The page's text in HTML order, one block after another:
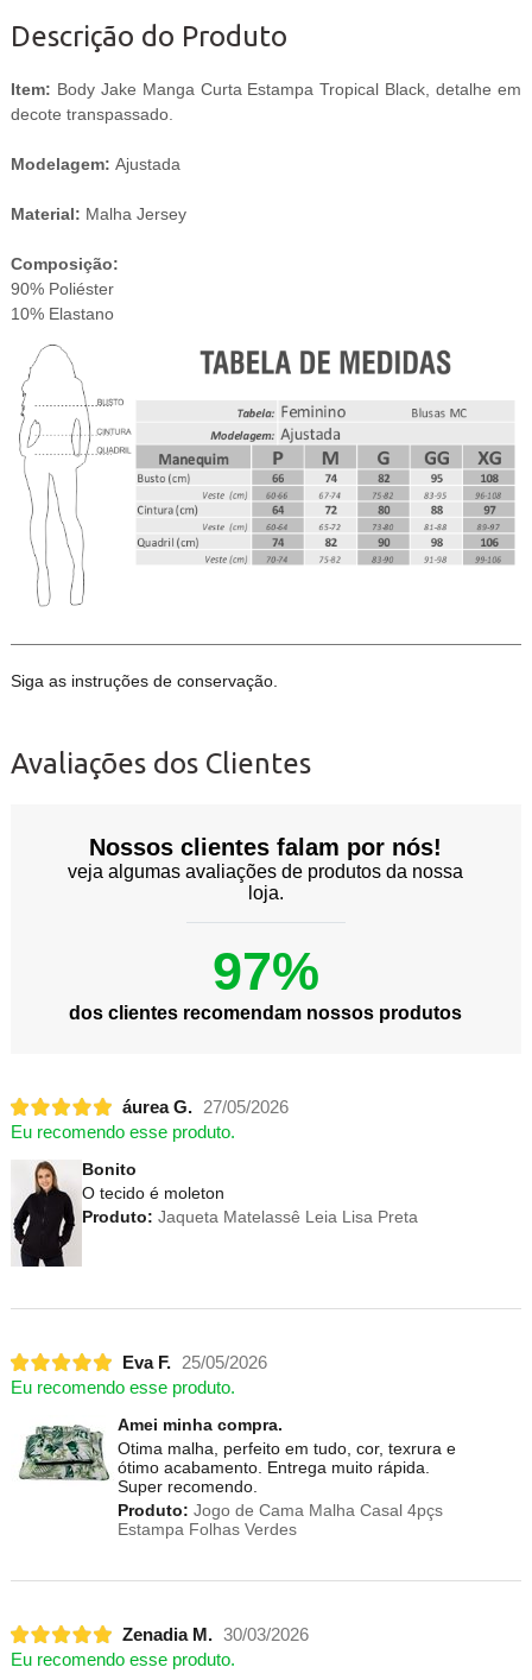
Descrição do Produto
Item: Body Jake Manga Curta EstampaTropical Black, detalhe em
decote transpassado.
Modelagem: Ajustada
Material: Malha Jersey
Composição:
90% Poliéster
10% Elastano
Siga as instruções de conservação.
Avaliações dos Clientes
Nossos clientes falam por nós!
veja algumas avaliações de produtos da nossa
loja.
97%
dos clientes recomendam nossos produtos
áurea G.
27/05/2026
Eu recomendo esse produto.
Bonito
O tecido é moleton
Produto: Jaqueta Matelassê Leia Lisa Preta
Eva F.
25/05/2026
Eu recomendo esse produto.
Amei minha compra.
Otima malha, perfeito em tudo, cor, texrura e
ótimo acabamento. Entrega muito rápida.
Super recomendo.
Produto: Jogo de Cama Malha Casal 4pçs
Estampa Folhas Verdes
Zenadia M. 30/03/2026
Eu recomendo esse produto.